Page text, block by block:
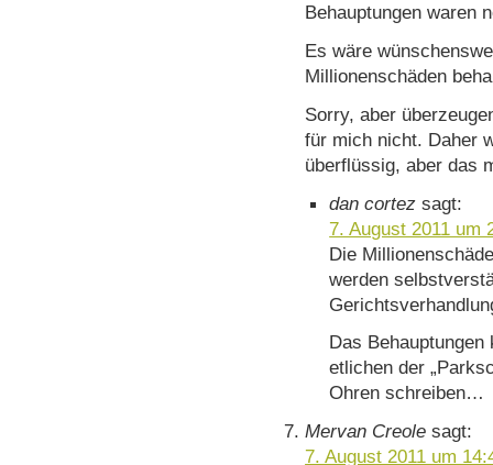
Behauptungen waren
Es wäre
Millionenschäden
Sorry, aber
für mich nicht. Daher
überflüssig, aber das
dan cortez sagt:
7. August 2011 um
Die
werden
Das
etlichen der
Ohren schreiben…
Mervan Creole sagt:
7. August 2011 um